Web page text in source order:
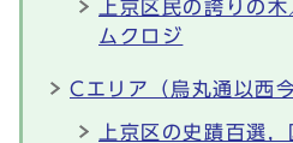
上京区民の誇りの
ムクロジ
Cエリア（烏丸通以西
上京区の史蹟百選